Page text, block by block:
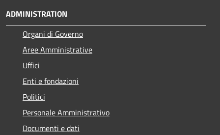
ADMINISTRATION
Organi di Governo
Aree Amministrative
Uffici
Enti e fondazioni
Politici
Personale Amministrativo
Documenti e dati